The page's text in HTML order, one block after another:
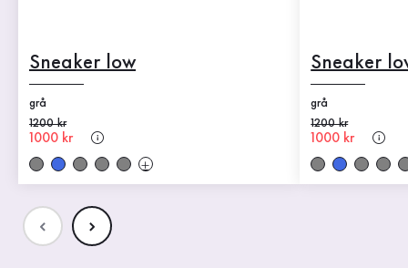
Sneaker low
grå
Gammalt pris
1200 kr
Nytt pris
1000 kr
Sneaker
grå
Gammalt pris
1200 kr
Nytt pris
1000 kr